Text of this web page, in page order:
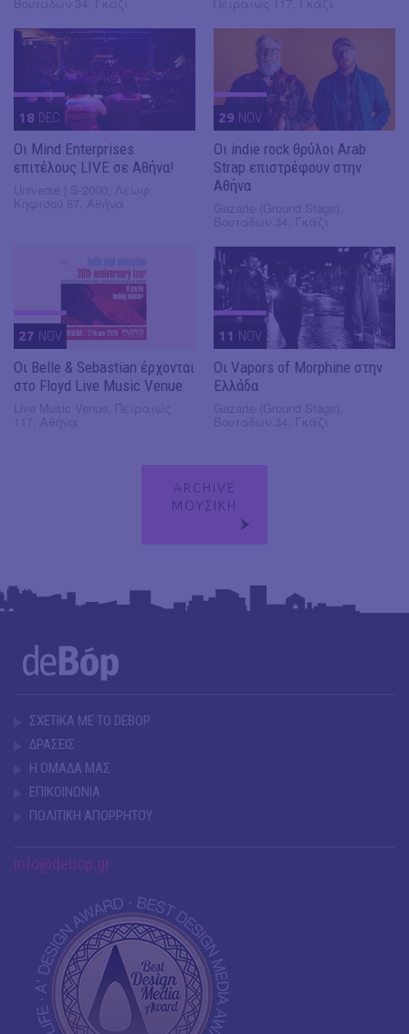
18 DEC
Οι Mind Enterprises
επιτέλους LIVE σε Αθήνα!
29 NOV
Οι indie rock θρύλοι Arab
Strap επιστρέφουν στην
Αθήνα
27 NOV
Οι Belle & Sebastian έρχονται
στο Floyd Live Music Venue
11 NOV
Οι Vapors of Morphine στην
Ελλάδα
ARCHIVE
ΜΟΥΣΙΚΗ
ΣΧΕΤΙΚΑ ΜΕ ΤΟ DEBOP
ΔΡΑΣΕΙΣ
Η ΟΜΑΔΑ ΜΑΣ
ΕΠΙΚΟΙΝΩΝΙΑ
ΠΟΛΙΤΙΚΗ ΑΠΟΡΡΗΤΟΥ
info@debop.gr